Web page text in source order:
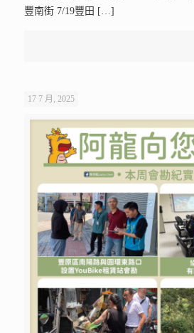
豐南街 7/19豐田 […]
17 7 月, 2025